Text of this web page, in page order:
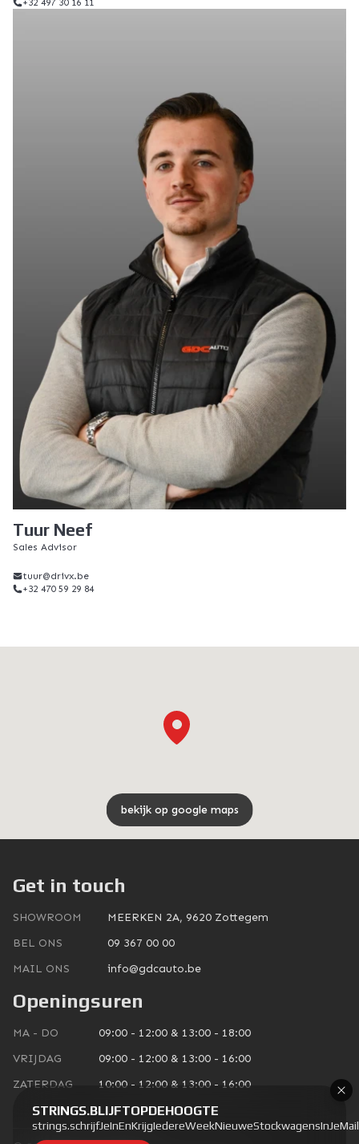
Tuur Neef
Sales Advisor
tuur@drivx.be
+32 470 59 29 84
Get in touch
SHOWROOM
MEERKEN 2A, 9620 Zottegem
BEL ONS
09 367 00 00
MAIL ONS
info@gdcauto.be
Openingsuren
MA - DO
09:00 - 12:00 & 13:00 - 18:00
VRIJDAG
09:00 - 12:00 & 13:00 - 16:00
ZATERDAG
10:00 - 12:00 & 13:00 - 16:00
bekijk op google maps
STRINGS.BLIJFTOPDEHOOGTE